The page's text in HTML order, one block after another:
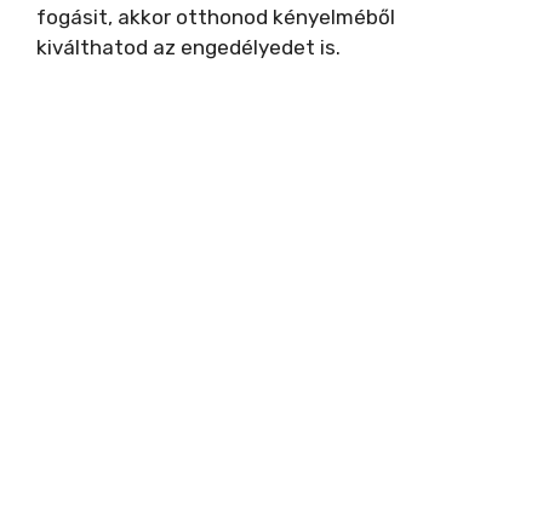
fogásit, akkor otthonod kényelméből
kiválthatod az engedélyedet is.